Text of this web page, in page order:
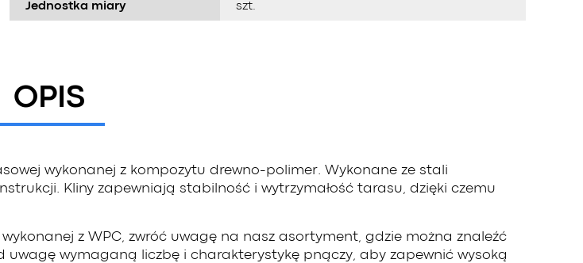
Jednostka miary szt.
OPIS
wykonanej z kompozytu drewno-polimer. Wykonane ze stali
Kliny zapewniają stabilność i wytrzymałość tarasu, dzięki czemu
z WPC, zwróć uwagę na nasz asortyment, gdzie można znaleźć
wymaganą liczbę i charakterystykę pnączy, aby zapewnić wysoką